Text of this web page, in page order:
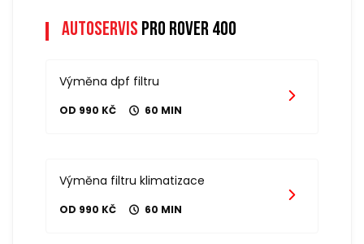
Autoservis pro rover 400
Výměna dpf filtru
OD 990 KČ 60 MIN
Výměna filtru klimatizace
OD 990 KČ 60 MIN